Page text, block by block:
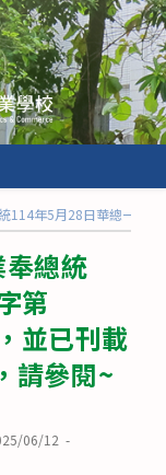
114年5月28日華總一義
總統
第
並已刊載
請參閱~
06/12